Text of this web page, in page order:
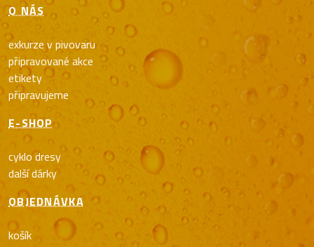
O NÁS
exkurze v pivovaru
připravované akce
etikety
připravujeme
E-SHOP
cyklo dresy
další dárky
OBJEDNÁVKA
košík